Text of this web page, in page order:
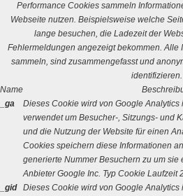
Performance Cookies sammeln
Webseite nutzen. Beispielsweise welche
lange besuchen, die Ladezeit der
Fehlermeldungen angezeigt bekommen. Alle
sammeln, sind zusammengefasst und
identifizieren.
Name
_ga
Dieses Cookie wird von Google
verwendet um Besucher-, Sitzungs- und
und die Nutzung der Website für einen
Cookies speichern diese Informationen
generierte Nummer Besuchern zu um sie
Anbieter Google Inc. Typ Cookie Laufzeit
_gid
Dieses Cookie wird von Google